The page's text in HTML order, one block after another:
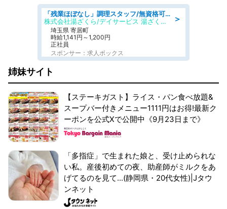
＞
「残業ほぼなし」調理スタッフ/無資格可/正職員/日勤のみ/デイサービス/社会保障完備
株式会社湯ざくら/デイサービス 湯ざくらケアリゾート
埼玉県 寄居町
時給1,141円～1,200円
正社員
スポンサー：求人ボックス
姉妹サイト
【ステーキガスト】ライス・パン食べ放題&
スープバー付きメニュー1111円はお得!最新ク
ーポンを公式Xで公開中《9月23日まで》
「多指症」で生まれた娘と、受け止められな
い私。産後初めての夜、助産師がミルクをあ
げてるのを見て...(静岡県・20代女性)|Jタウ
ンネット